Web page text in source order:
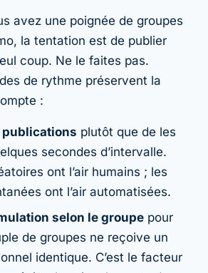
avez une poignée de groupes
la tentation est de publier
coup. Ne le faites pas.
de rythme préservent la
:
publications plutôt que de les
secondes d’intervalle.
ont l’air humains ; les
ont l’air automatisées.
selon le groupe pour
de groupes ne reçoive un
identique. C’est le facteur